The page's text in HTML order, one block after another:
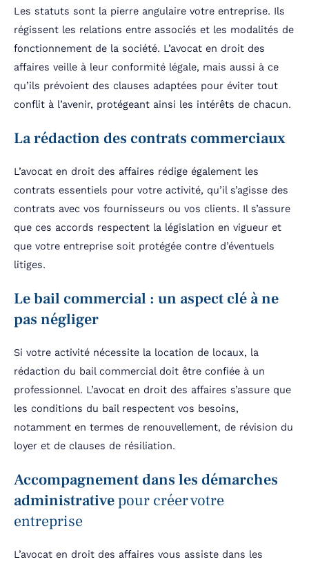
Les statuts sont la pierre angulaire votre entreprise. Ils
régissent les relations entre associés et les modalités de
fonctionnement de la société. L’avocat en droit des
affaires veille à leur conformité légale, mais aussi à ce
qu’ils prévoient des clauses adaptées pour éviter tout
conflit à l’avenir, protégeant ainsi les intérêts de chacun.
La rédaction des contrats commerciaux
L’avocat en droit des affaires rédige également les
contrats essentiels pour votre activité, qu’il s’agisse des
contrats avec vos fournisseurs ou vos clients. Il s’assure
que ces accords respectent la législation en vigueur et
que votre entreprise soit protégée contre d’éventuels
litiges.
Le bail commercial : un aspect clé à ne
pas négliger
Si votre activité nécessite la location de locaux, la
rédaction du bail commercial doit être confiée à un
professionnel. L’avocat en droit des affaires s’assure que
les conditions du bail respectent vos besoins,
notamment en termes de renouvellement, de révision du
loyer et de clauses de résiliation.
Accompagnement dans les démarches
administrativepour créer votre
entreprise
L’avocat en droit des affaires vous assiste dans les